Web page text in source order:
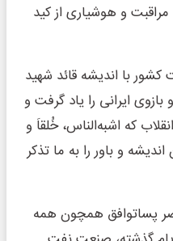
و هوشیاری از کید
با اندیشه قائد شهید
ایرانی را یاد گرفت و
که اشبه‌الناس، خُلقاَ و
و باور را به ما تذکر
پساتوافق همچون همه